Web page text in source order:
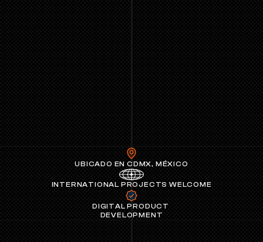
UBICADO EN CDMX, MÉXICO
INTERNATIONAL PROJECTS WELCOME
DIGITAL PRODUCT
DEVELOPMENT